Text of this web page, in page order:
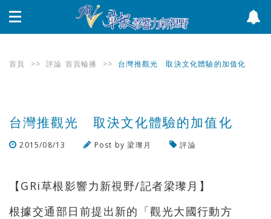
首頁 >> 評論 首頁輪播 >> 台灣推觀光 取決文化體驗的加值化
台灣推觀光 取決文化體驗的加值化
2015/08/13 Post by梁瓈月
評論
【GRi草根影響力新視野/記者梁瓈月】
根據交通部日前提出新的「觀光大國行動方